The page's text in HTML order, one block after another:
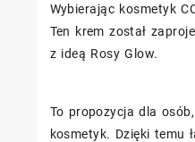
Wybierając kosmetyk
Ten krem został
z ideą Rosy Glow.
To propozycja dla
kosmetyk. Dzięki temu